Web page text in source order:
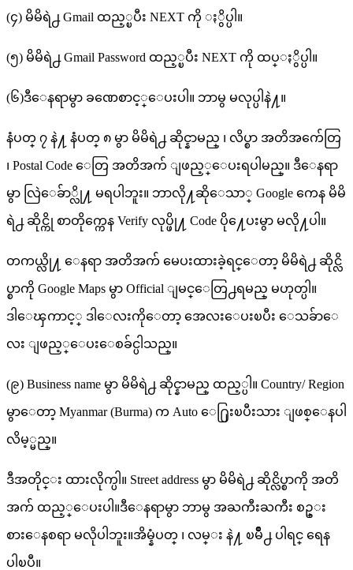
(၄) မိမိရဲ႕ Gmail ထည့္ၿပီး NEXT ကို ႏွိပ္ပါ။
(၅) မိမိရဲ႕ Gmail Password ထည့္ၿပီး NEXT ကို ထပ္ႏွိပ္ပါ။
(၆)ဒီေနရာမွာ ခဏေစာင့္ေပးပါ။ ဘာမွ မလုပ္ပါနဲ႔။
နံပတ္ ၇ နဲ႔ နံပတ္ ၈ မွာ မိမိရဲ႕ ဆိုင္နာမည္ ၊ လိပ္စာ အတိအက်ေတြ
၊ Postal Code ေတြ အတိအက် ျဖည့္ေပးရပါမည္။ ဒီေနရာ
မွာ လြဲေခ်ာ္လို႔ မရပါဘူး။ ဘာလို႔ဆိုေသာ္ Google ကေန မိမိ
ရဲ႕ ဆိုင္ကို စာတိုက္ကေန Verify လုပ္ဖို႔ Code ပို႔ေပးမွာ မလို႔ပါ။
တကယ္လို႔ ေနရာ အတိအက် မေပးထားခဲ့ရင္ေတာ့ မိမိရဲ႕ ဆိုင္လိ
ပ္စာကို Google Maps မွာ Official ျမင္ေတြ႕ရမည္ မဟုတ္ပါ။
ဒါေၾကာင့္ ဒါေလးကိုေတာ့ အေလးေပးၿပီး ေသခ်ာေ
လး ျဖည့္ေပးေစခ်င္ပါသည္။
(၉) Business name မွာ မိမိရဲ႕ ဆိုင္နာမည္ ထည့္ပါ။ Country/ Region
မွာေတာ့ Myanmar (Burma) က Auto ေ႐ြးၿပီးသား ျဖစ္ေနပါ
လိမ့္မည္။
ဒီအတိုင္း ထားလိုက္ပါ။ Street address မွာ မိမိရဲ႕ ဆိုင္လိပ္စာကို အတိ
အက် ထည့္ေပးပါ။ဒီေနရာမွာ ဘာမွ အႀကီးႀကီး စဥ္း
စားေနစရာ မလိုပါဘူး။အိမ္နံပတ္ ၊ လမ္း နဲ႔ ၿမိဳ႕ ပါရင္ ရေန
ပါၿပီ။